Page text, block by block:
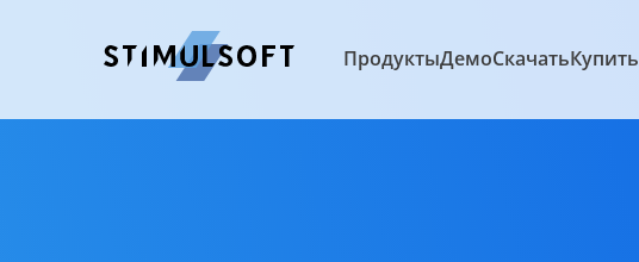
ПродуктыДемоСкачатьКупить